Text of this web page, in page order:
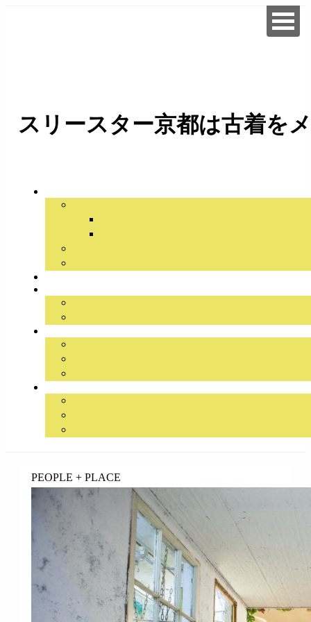
スリースター京都は古着を
займ на карту онлайн без отказа
PEOPLE + PLACE